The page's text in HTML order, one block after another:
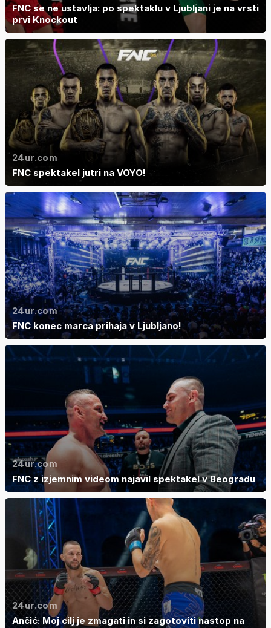
FNC se ne ustavlja: po spektaklu v Ljubljani je na vrsti
prvi Knockout
24ur.com
FNC spektakel jutri na VOYO!
24ur.com
FNC konec marca prihaja v Ljubljano!
24ur.com
FNC z izjemnim videom najavil spektakel v Beogradu
24ur.com
Ančić: Moj cilj je zmagati in si zagotoviti nastop na